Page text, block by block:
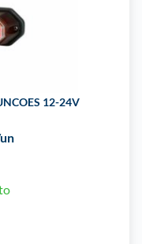
12-24V